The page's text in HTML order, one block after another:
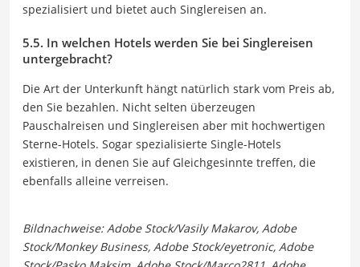
spezialisiert und bietet auch Singlereisen an.
5.5. In welchen Hotels werden Sie bei Singlereisen
untergebracht?
Die Art der Unterkunft hängt natürlich stark vom Preis ab,
den Sie bezahlen. Nicht selten überzeugen
Pauschalreisen und Singlereisen aber mit hochwertigen
Sterne-Hotels. Sogar spezialisierte Single-Hotels
existieren, in denen Sie auf Gleichgesinnte treffen, die
ebenfalls alleine verreisen.